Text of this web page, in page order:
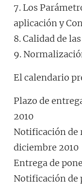
7. Los
aplicación y
8. Calidad de
9.
El calendario
Plazo de
2010
Notificación de
diciembre 2010
Entrega de
Notificación de